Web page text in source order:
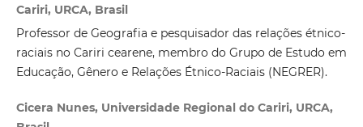
Cariri, URCA, Brasil
Professor de Geografia e pesquisador das relações étnico-
raciais no Cariri cearene, membro do Grupo de Estudo em
Educação, Gênero e Relações Étnico-Raciais (NEGRER).
Cicera Nunes, Universidade Regional do Cariri, URCA,